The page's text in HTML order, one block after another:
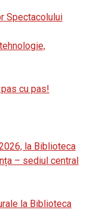
Spectacolului
cu pas!
la Biblioteca
– sediul central
la Biblioteca